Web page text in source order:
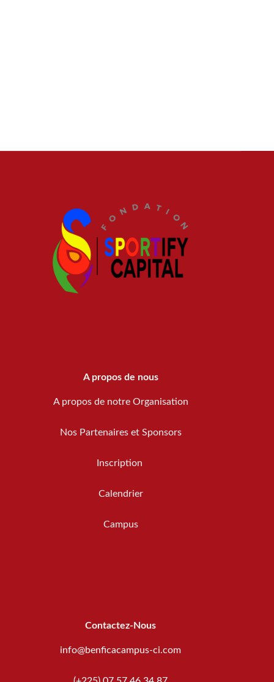
A propos de nous
A propos de notre Organisation
Nos Partenaires et Sponsors
Inscription
Calendrier
Campus
Contactez-Nous
info@benficacampus-ci.com